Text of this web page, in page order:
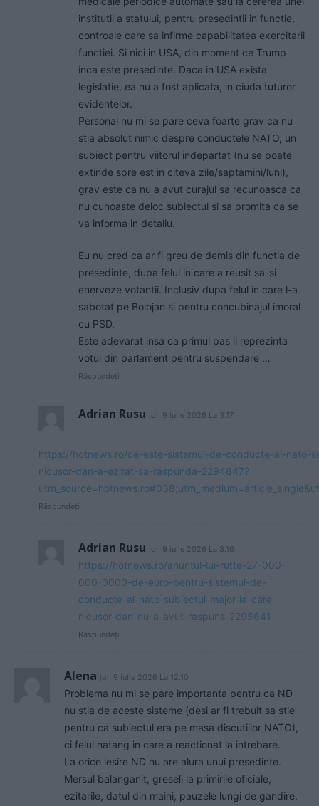
institutii a statului, pentru presedintii in functie,
controale care sa infirme capabilitatea exercitarii
functiei. Si nici in USA, din moment ce Trump
inca este presedinte. Daca in USA exista
legislatie, ea nu a fost aplicata, in ciuda tuturor
evidentelor.
Personal nu mi se pare ceva foarte grav ca nu
stia absolut nimic despre conductele NATO, un
subiect pentru viitorul indepartat (nu se poate
extinde spre est in citeva zile/saptamini/luni),
grav este ca nu a avut curajul sa recunoasca ca
nu cunoaste deloc subiectul si sa promita ca se
va informa in detaliu.
Eu nu cred ca ar fi greu de demis din functia de
presedinte, dupa felul in care a reusit sa-si
enerveze votantii. Inclusiv dupa felul in care l-a
sabotat pe Bolojan si pentru concubinajul imoral
cu PSD.
Este adevarat insa ca primul pas il reprezinta
votul din parlament pentru suspendare …
Răspundeți
Adrian Rusu joi, 9 iulie 2026 La 3.17
https://hotnews.ro/ce-este-sistemul-de-conducte-al-nato-
nicusor-dan-a-ezitat-sa-raspunda-2294847?
Răspundeți
Adrian Rusu joi, 9 iulie 2026 La 3.16
https://hotnews.ro/anuntul-lui-rutte-27-000-
000-0000-de-euro-pentru-sistemul-de-
conducte-al-nato-subiectul-major-la-care-
nicusor-dan-nu-a-avut-raspuns-2295641
Răspundeți
Alena joi, 9 iulie 2026 La 12.10
Problema nu mi se pare importanta pentru ca ND
nu stia de aceste sisteme (desi ar fi trebuit sa stie
pentru ca subiectul era pe masa discutiilor NATO),
ci felul natang in care a reactionat la intrebare.
La orice iesire ND nu are alura unui presedinte.
Mersul balanganit, greseli la primirile oficiale,
ezitarile, datul din maini, pauzele lungi de gandire,